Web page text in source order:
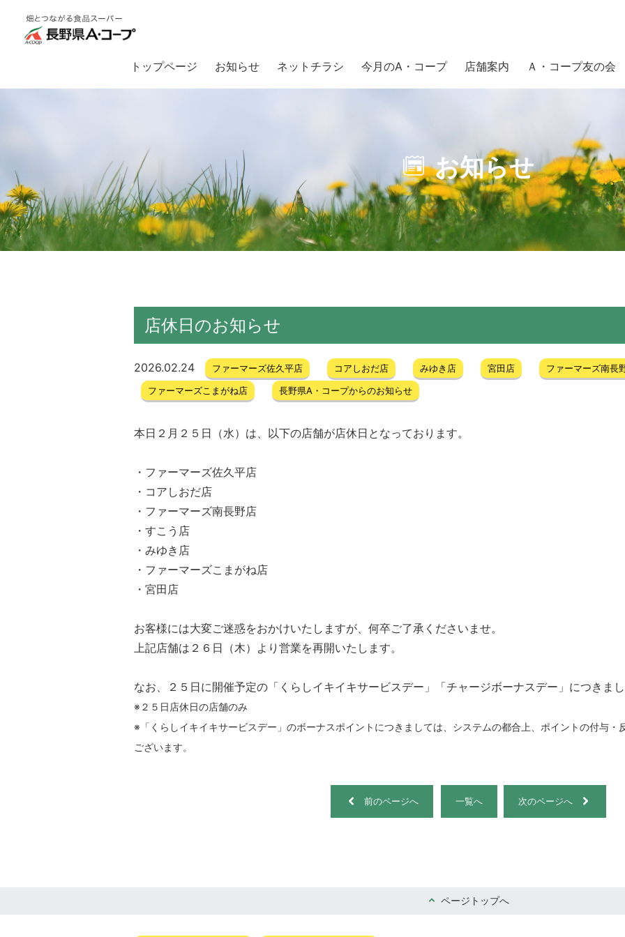
トップページ お知らせ ネットチラシ 今月のA・コープ 店舗案内 Ａ・コープ友の会
店休日のお知らせ
お知らせ
店休日のお知らせ
2026.02.24 ファーマーズ佐久平店 コアしおだ店 みゆき店 宮田店 ファーマーズ南長
ファーマーズこまがね店
長野県A・コープからのお知らせ
本日２月２５日（水）は、以下の店舗が店休日となっております。
・ファーマーズ佐久平店
・コアしおだ店
・ファーマーズ南長野店
・すこう店
・みゆき店
・ファーマーズこまがね店
・宮田店
お客様には大変ご迷惑をおかけいたしますが、何卒ご了承くださいませ。
上記店舗は２６日（木）より営業を再開いたします。
なお、２５日に開催予定の「くらしイキイキサービスデー」「チャージボーナスデー」につきま
※２５日店休日の店舗のみ
※「くらしイキイキサービスデー」のボーナスポイントにつきましては、システムの都合上、ポイントの付与・
ございます。
前のページへ 一覧へ 次のページへ
ページトップへ